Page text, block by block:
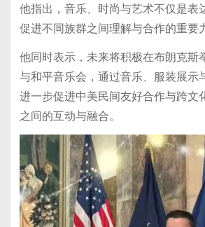
他指出，音乐、时尚与艺术不仅是表
促进不同族群之间理解与合作的重要
他同时表示，未来将积极在布朗克斯
与和平音乐会，通过音乐、服装展示
进一步促进中美民间友好合作与跨文
之间的互动与融合。